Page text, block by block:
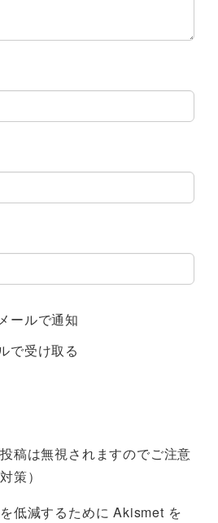
ールで通知
で受け取る
稿は無視されますのでご注意
策）
低減するために Akismet を